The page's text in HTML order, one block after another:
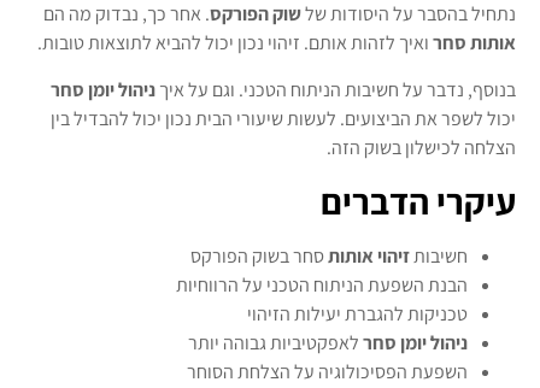
נתחיל בהסבר על היסודות שלשוק הפורקס. אחר כך, נבדוק מה הם
אותות סחרואיך לזהות אותם. זיהוי נכון יכול להביא לתוצאות טובות.
בנוסף, נדבר על חשיבות הניתוח הטכני. וגם על איךניהול יומן סחר
יכול לשפר את הביצועים. לעשות שיעורי הבית נכון יכול להבדיל בין
הצלחה לכישלון בשוק הזה.
עיקרי הדברים
חשיבותזיהוי אותותסחר בשוק הפורקס
הבנת השפעת הניתוח הטכני על הרווחיות
טכניקות להגברת יעילות הזיהוי
ניהול יומן סחרלאפקטיביות גבוהה יותר
השפעת הפסיכולוגיה על הצלחת הסוחר